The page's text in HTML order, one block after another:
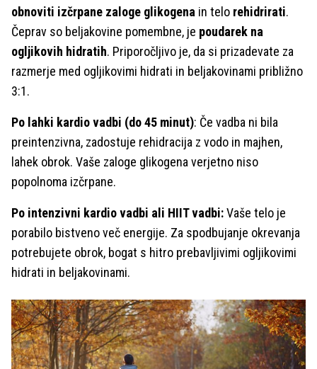
obnoviti izčrpane zaloge glikogena in telo rehidrirati.
Čeprav so beljakovine pomembne, je poudarek na
ogljikovih hidratih. Priporočljivo je, da si prizadevate za
razmerje med ogljikovimi hidrati in beljakovinami približno
3:1.
Po lahki kardio vadbi (do 45 minut): Če vadba ni bila
preintenzivna, zadostuje rehidracija z vodo in majhen,
lahek obrok. Vaše zaloge glikogena verjetno niso
popolnoma izčrpane.
Po intenzivni kardio vadbi ali HIIT vadbi:Vaše telo je
porabilo bistveno več energije. Za spodbujanje okrevanja
potrebujete obrok, bogat s hitro prebavljivimi ogljikovimi
hidrati in beljakovinami.